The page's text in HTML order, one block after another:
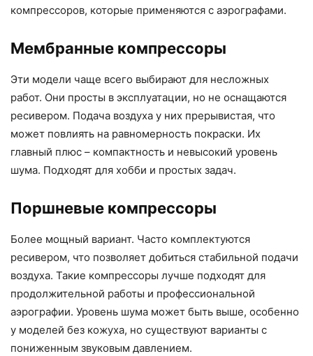
компрессоров, которые применяются с аэрографами.
Мембранные компрессоры
Эти модели чаще всего выбирают для несложных
работ. Они просты в эксплуатации, но не оснащаются
ресивером. Подача воздуха у них прерывистая, что
может повлиять на равномерность покраски. Их
главный плюс – компактность и невысокий уровень
шума. Подходят для хобби и простых задач.
Поршневые компрессоры
Более мощный вариант. Часто комплектуются
ресивером, что позволяет добиться стабильной подачи
воздуха. Такие компрессоры лучше подходят для
продолжительной работы и профессиональной
аэрографии. Уровень шума может быть выше, особенно
у моделей без кожуха, но существуют варианты с
пониженным звуковым давлением.